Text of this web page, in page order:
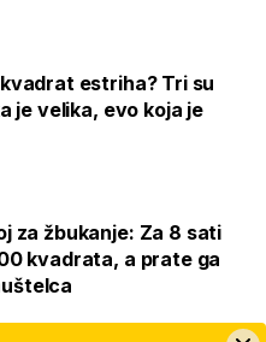
estriha? Tri su
je velika, evo koja je
za žbukanje: Za 8 sati
kvadrata, a prate ga